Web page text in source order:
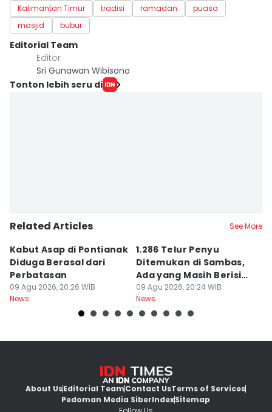
Kalimantan Timur tradisi ramadan
puasa
masjid
bubur
Editorial Team
Editor
Sri Gunawan Wibisono
Tonton lebih seru di
Related Articles See More
Kabut Asap di Pontianak
Diduga Berasal dari
Perbatasan
09 Agu 2026, 20:26 WIB
News
1.286 Telur Penyu
Ditemukan di Sambas,
Ada yang Masih Berisi
Embrio
09 Agu 2026, 20:24 WIB
News
About UsEditorial TeamContact UsTerms of Services
Pedoman Media SiberIndexSitemap